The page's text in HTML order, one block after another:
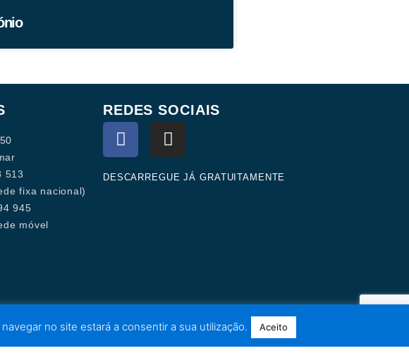
513
fixa nacional)
945
móvel
REDES SOCIAIS
F
a
c
e
I
n
s
t
DESCARREGUE JÁ GRATUITAMENTE
no site estará a consentir a sua utilização. Aceito